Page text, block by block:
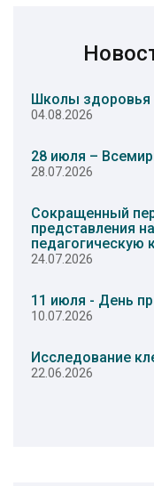
Школы здоровья
04.08.2026
28 июля –
28.07.2026
Сокращенный
представления
24.07.2026
11 июля - День
10.07.2026
Исследование
22.06.2026